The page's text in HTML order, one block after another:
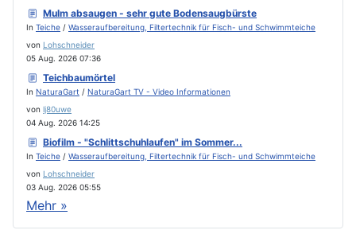
Mulm absaugen - sehr gute Bodensaugbürste
In Teiche / Wasseraufbereitung, Filtertechnik für Fisch- und Schwimmteiche
von Lohschneider
05 Aug. 2026 07:36
Teichbaumörtel
In NaturaGart / NaturaGart TV - Video Informationen
von lj80uwe
04 Aug. 2026 14:25
Biofilm - "Schlittschuhlaufen" im Sommer...
In Teiche / Wasseraufbereitung, Filtertechnik für Fisch- und Schwimmteiche
von Lohschneider
03 Aug. 2026 05:55
Mehr »